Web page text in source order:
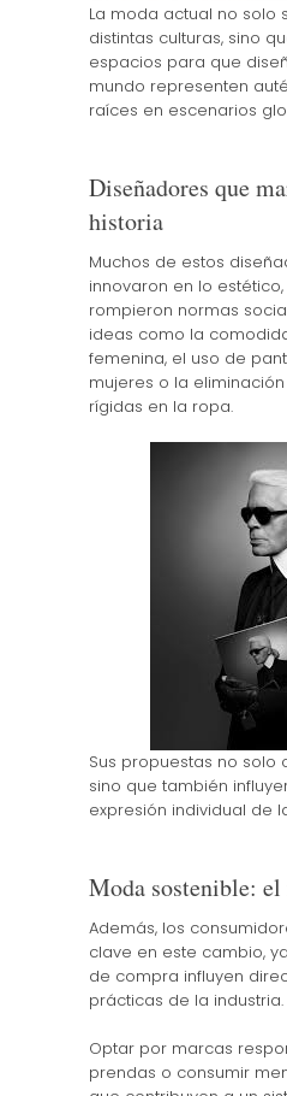
La moda actual no solo
distintas culturas, sino
espacios para que
mundo representen
raíces en escenarios
Diseñadores que
historia
Muchos de estos
innovaron en lo
rompieron normas
ideas como la
femenina, el uso de
mujeres o la
rígidas en la ropa.
Sus propuestas no solo
sino que también
expresión individual de
Moda sostenible:
Además, los
clave en este cambio,
de compra influyen
prácticas de la industria.
Optar por marcas
prendas o consumir